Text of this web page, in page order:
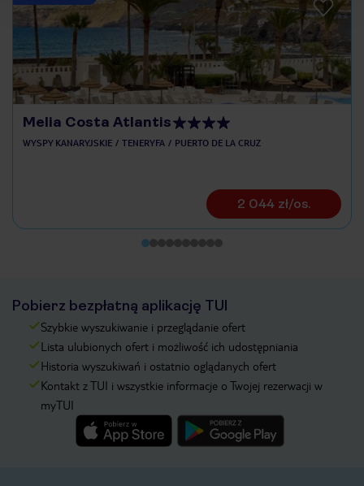
Melia Costa Atlantis
WYSPY KANARYJSKIE TENERYFA PUERTO DE LA CRUZ
2 044 zł/os.
Pobierz bezpłatną aplikację TUI
Szybkie wyszukiwanie i przeglądanie ofert
Lista ulubionych ofert i możliwość ich udostępniania
Historia wyszukiwań i ostatnio oglądanych ofert
Kontakt z TUI i wszystkie informacje o Twojej rezerwacji w
myTUI